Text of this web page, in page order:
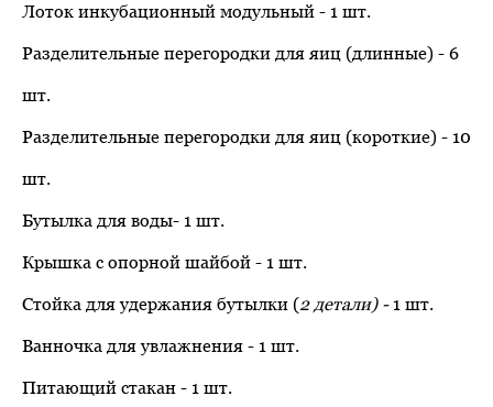
Лоток инкубационный модульный - 1 шт.
Разделительные перегородки для яиц (длинные) - 6
шт.
Разделительные перегородки для яиц (короткие) - 10
шт.
Бутылка для воды- 1 шт.
Крышка с опорной шайбой - 1 шт.
Стойка для удержания бутылки (2 детали) -1 шт.
Ванночка для увлажнения - 1 шт.
Питающий стакан - 1 шт.